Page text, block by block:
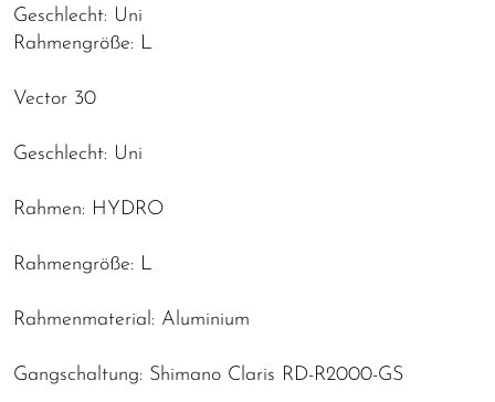
Geschlecht: Uni
Rahmengröße: L
Vector 30
Geschlecht: Uni
Rahmen: HYDRO
Rahmengröße: L
Rahmenmaterial: Aluminium
Gangschaltung: Shimano Claris RD-R2000-GS